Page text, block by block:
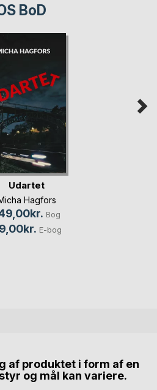
BoD
Udartet
Hagfors
Bog
E-bog
af produktet i form af en
og mål kan variere.